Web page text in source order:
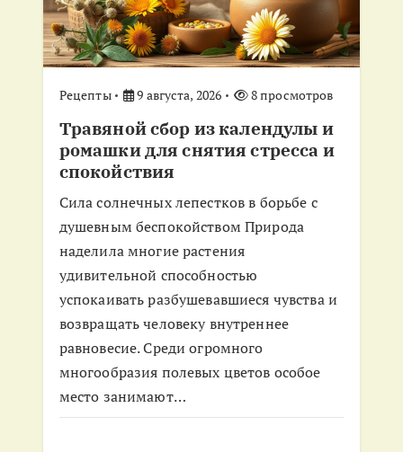
п
о Рецепты 9 августа, 2026 8 просмотров
Травяной сбор из календулы и
ромашки для снятия стресса и
спокойствия
Сила солнечных лепестков в борьбе с
душевным беспокойством Природа
наделила многие растения
удивительной способностью
успокаивать разбушевавшиеся чувства и
возвращать человеку внутреннее
равновесие. Среди огромного
многообразия полевых цветов особое
место занимают…